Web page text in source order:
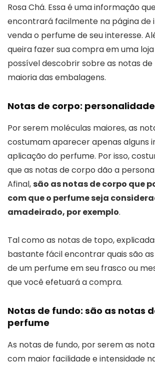
Rosa Chá. Essa é uma informação
encontrará facilmente na página de
venda o perfume de seu interesse.
queira fazer sua compra em uma
possível descobrir sobre as notas
maioria das embalagens.
Notas de corpo:
Por serem moléculas maiores, as
costumam aparecer apenas alguns
aplicação do perfume. Por isso,
que as notas de corpo dão a
Afinal,são as notas de corpo que
com que o perfume seja
amadeirado, por exemplo.
Tal como as notas de topo,
bastante fácil encontrar quais são
de um perfume em seu frasco ou
que você efetuará a compra.
Notas de fundo: são as notas
perfume
As notas de fundo, por serem as
com maior facilidade e intensidade